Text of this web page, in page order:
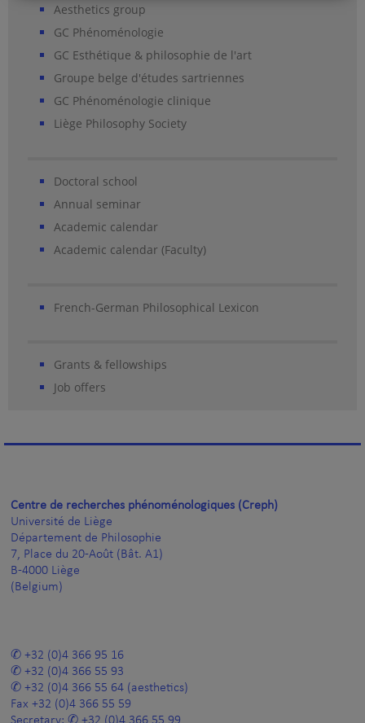
Aesthetics group
GC Phénoménologie
GC Esthétique & philosophie de l'art
Groupe belge d'études sartriennes
GC Phénoménologie clinique
Liège Philosophy Society
Doctoral school
Annual seminar
Academic calendar
Academic calendar (Faculty)
French-German Philosophical Lexicon
Grants & fellowships
Job offers
Centre de recherches phénoménologiques (Creph)
Université de Liège
Département de Philosophie
7, Place du 20-Août (Bât. A1)
B-4000 Liège
(Belgium)
+32 (0)4 366 95 16
+32 (0)4 366 55 93
+32 (0)4 366 55 64 (aesthetics)
Fax +32 (0)4 366 55 59